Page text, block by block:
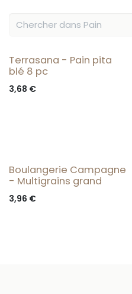
Terrasana - Pain pita
blé 8 pc
3,68 €
Boulangerie Campagne
- Multigrains grand
3,96 €